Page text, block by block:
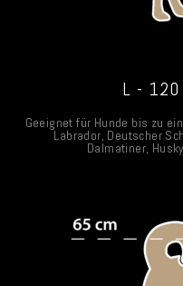
L - 120
Geeignet für Hunde bis zu
Labrador, Deutscher
Dalmatiner,